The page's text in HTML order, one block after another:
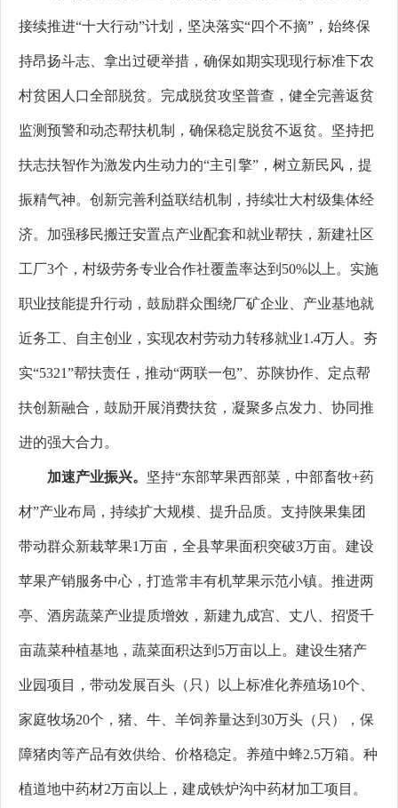
接续推进“十大行动”计划，坚决落实“四个不摘”，始终保
持昂扬斗志、拿出过硬举措，确保如期实现现行标准下农
村贫困人口全部脱贫。完成脱贫攻坚普查，健全完善返贫
监测预警和动态帮扶机制，确保稳定脱贫不返贫。坚持把
扶志扶智作为激发内生动力的“主引擎”，树立新民风，提
振精气神。创新完善利益联结机制，持续壮大村级集体经
济。加强移民搬迁安置点产业配套和就业帮扶，新建社区
工厂3个，村级劳务专业合作社覆盖率达到50%以上。实施
职业技能提升行动，鼓励群众围绕厂矿企业、产业基地就
近务工、自主创业，实现农村劳动力转移就业1.4万人。夯
实“5321”帮扶责任，推动“两联一包”、苏陕协作、定点帮
扶创新融合，鼓励开展消费扶贫，凝聚多点发力、协同推
进的强大合力。
加速产业振兴。 坚持“东部苹果西部菜，中部畜牧+药
材”产业布局，持续扩大规模、提升品质。支持陕果集团
带动群众新栽苹果1万亩，全县苹果面积突破3万亩。建设
苹果产销服务中心，打造常丰有机苹果示范小镇。推进两
亭、酒房蔬菜产业提质增效，新建九成宫、丈八、招贤千
亩蔬菜种植基地，蔬菜面积达到5万亩以上。建设生猪产
业园项目，带动发展百头（只）以上标准化养殖场10个、
家庭牧场20个，猪、牛、羊饲养量达到30万头（只），保
障猪肉等产品有效供给、价格稳定。养殖中蜂2.5万箱。种
植道地中药材2万亩以上，建成铁炉沟中药材加工项目。